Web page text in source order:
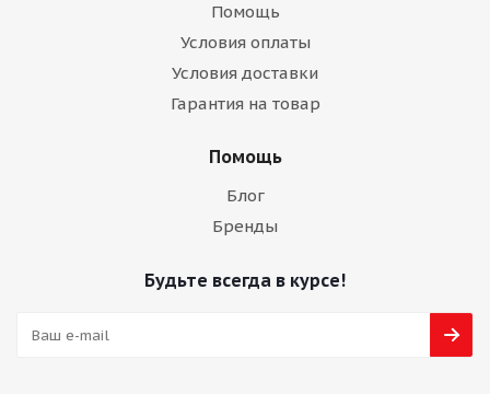
Помощь
Условия оплаты
Условия доставки
Гарантия на товар
Помощь
Блог
Бренды
Будьте всегда в курсе!